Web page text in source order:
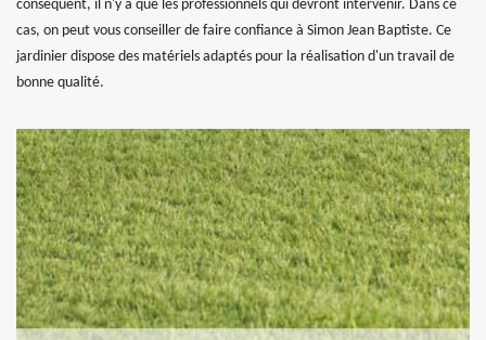
conséquent, il n'y a que les professionnels qui devront intervenir. Dans ce
cas, on peut vous conseiller de faire confiance à Simon Jean Baptiste. Ce
jardinier dispose des matériels adaptés pour la réalisation d'un travail de
bonne qualité.